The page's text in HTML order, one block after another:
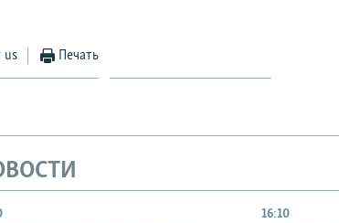
us Печать
16:10